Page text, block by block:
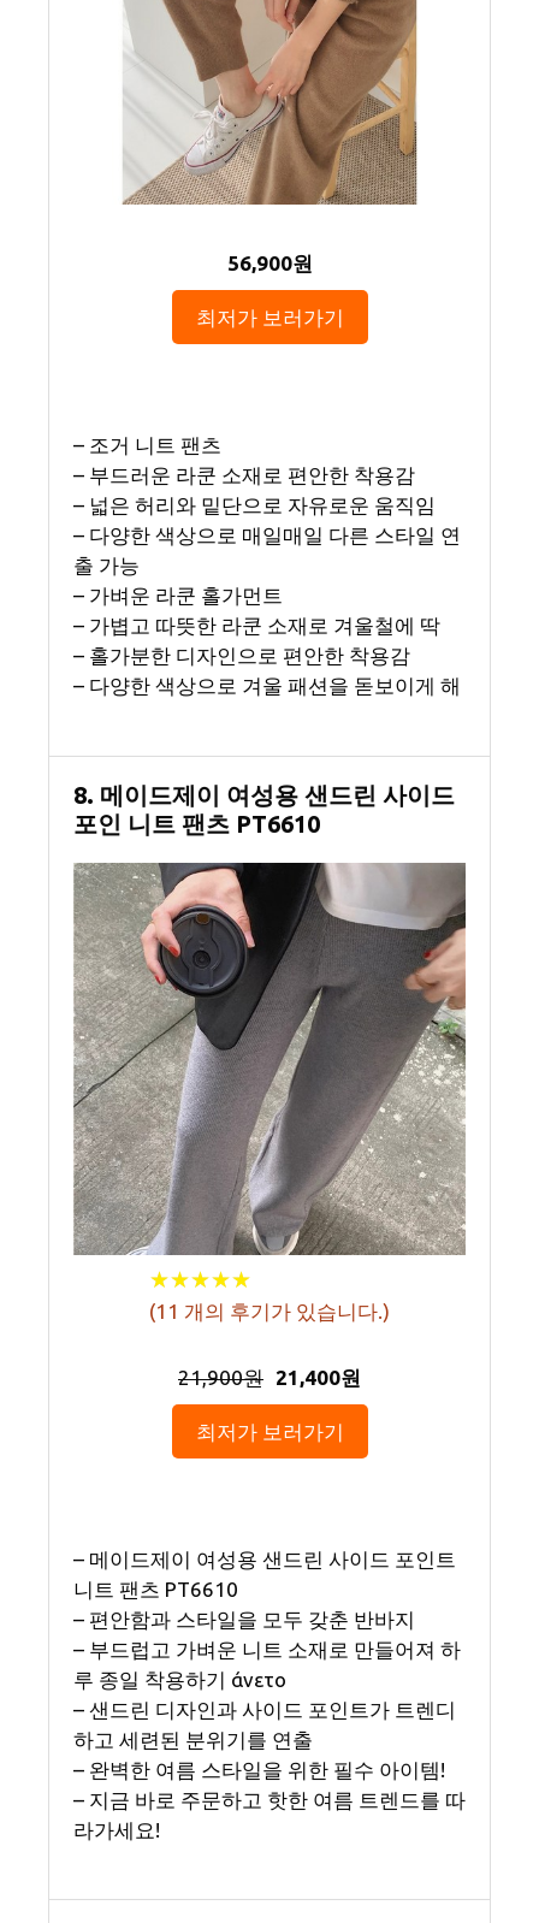
56,900원
최저가 보러가기
– 조거 니트 팬츠
– 부드러운 라쿤 소재로 편안한 착용감
– 넓은 허리와 밑단으로 자유로운 움직임
– 다양한 색상으로 매일매일 다른 스타일 연
출 가능
– 가벼운 라쿤 홀가먼트
– 가볍고 따뜻한 라쿤 소재로 겨울철에 딱
– 홀가분한 디자인으로 편안한 착용감
– 다양한 색상으로 겨울 패션을 돋보이게 해
8. 메이드제이 여성용 샌드린 사이드
포인 니트 팬츠 PT6610
★★★★★
★★★★★
(11 개의 후기가 있습니다.)
21,900원 21,400원
최저가 보러가기
– 메이드제이 여성용 샌드린 사이드 포인트
니트 팬츠 PT6610
– 편안함과 스타일을 모두 갖춘 반바지
– 부드럽고 가벼운 니트 소재로 만들어져 하
루 종일 착용하기 άνετο
– 샌드린 디자인과 사이드 포인트가 트렌디
하고 세련된 분위기를 연출
– 완벽한 여름 스타일을 위한 필수 아이템!
– 지금 바로 주문하고 핫한 여름 트렌드를 따
라가세요!